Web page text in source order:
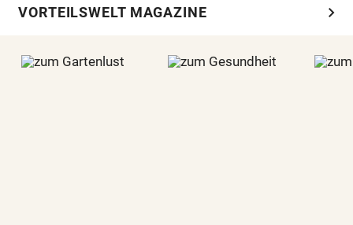
VORTEILSWELT MAGAZINE chevron_right